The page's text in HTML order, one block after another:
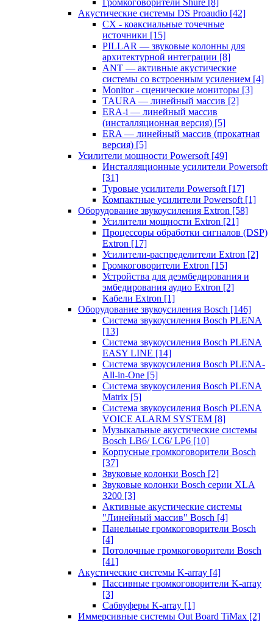
Громкоговорители Shure [8]
Акустические системы DS Proaudio [42]
CX - коаксиальные точечные
источники [15]
PILLAR — звуковые колонны для
архитектурной интеграции [8]
ANT — активные акустические
системы со встроенным усилением [4]
Monitor - сценические мониторы [3]
TAURA — линейный массив [2]
ERA-i — линейный массив
(инсталляционная версия) [5]
ERA — линейный массив (прокатная
версия) [5]
Усилители мощности Powersoft [49]
Инсталляционные усилители Powersoft
[31]
Туровые усилители Powersoft [17]
Компактные усилители Powersoft [1]
Оборудование звукоусиления Extron [58]
Усилители мощности Extron [21]
Процессоры обработки сигналов (DSP)
Extron [17]
Усилители-распределители Extron [2]
Громкоговорители Extron [15]
Устройства для деэмбедирования и
эмбедирования аудио Extron [2]
Кабели Extron [1]
Оборудование звукоусиления Bosch [146]
Система звукоусиления Bosch PLENA
[13]
Система звукоусиления Bosch PLENA
EASY LINE [14]
Система звукоусиления Bosch PLENA-
All-in-One [5]
Система звукоусиления Bosch PLENA
Matrix [5]
Система звукоусиления Bosch PLENA
VOICE ALARM SYSTEM [8]
Музыкальные акустические системы
Bosch LB6/ LC6/ LP6 [10]
Корпусные громкоговорители Bosch
[37]
Звуковые колонки Bosch [2]
Звуковые колонки Bosch серии XLA
3200 [3]
Активные акустические системы
"Линейный массив" Bosch [4]
Панельные громкоговорители Bosch
[4]
Потолочные громкоговорители Bosch
[41]
Акустические системы K-array [4]
Пассивные громкоговорители K-array
[3]
Сабвуферы K-array [1]
Иммерсивные системы Out Board TiMax [2]